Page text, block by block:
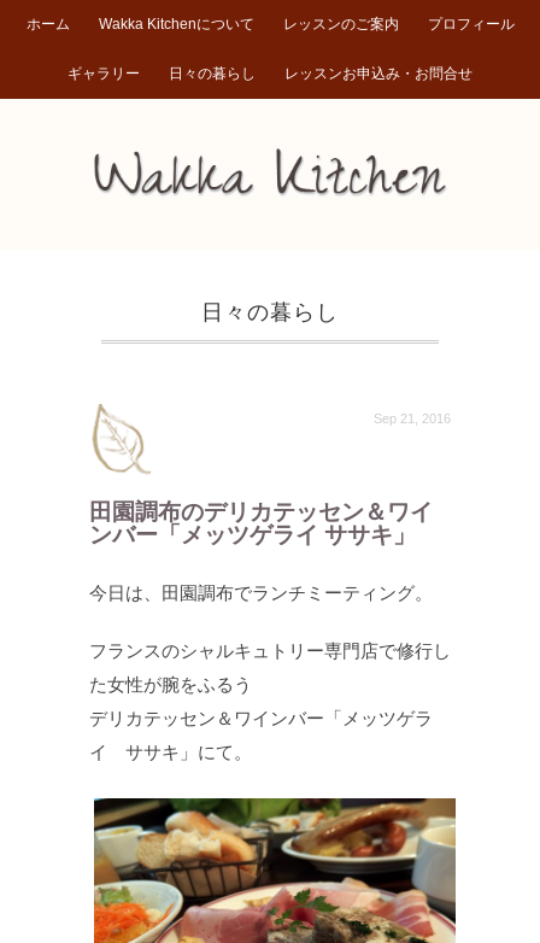
ホーム Wakka Kitchenについて レッスンのご案内 プロフィール
ギャラリー 日々の暮らし レッスンお申込み・お問合せ
日々の暮らし
Sep 21, 2016
田園調布のデリカテッセン＆ワイ
ンバー「メッツゲライ ササキ」
今日は、田園調布でランチミーティング。
フランスのシャルキュトリー専門店で修行し
た女性が腕をふるう
デリカテッセン＆ワインバー「メッツゲラ
イ ササキ」にて。